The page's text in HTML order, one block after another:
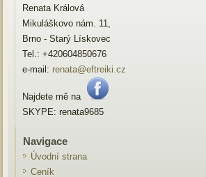
Renata Králová
Mikuláškovo nám. 11,
Brno - Starý Lískovec
Tel.: +420604850676
e-mail:renata@eftreiki.cz
Najdete mě na
SKYPE: renata9685
Navigace
Úvodní strana
Ceník